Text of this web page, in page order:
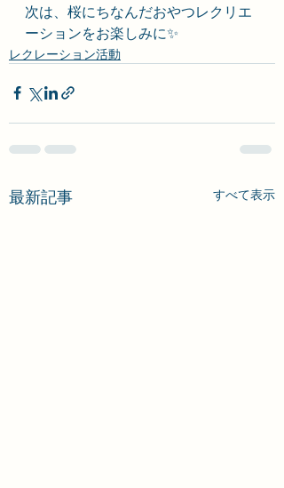
次は、桜にちなんだおやつレクリエ
ーションをお楽しみに✨
レクレーション活動
最新記事 すべて表示